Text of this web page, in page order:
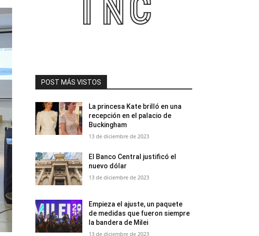
POST MÁS VISTOS
La princesa Kate brilló en una
recepción en el palacio de
Buckingham
13 de diciembre de 2023
El Banco Central justificó el
nuevo dólar
13 de diciembre de 2023
Empieza el ajuste, un paquete
de medidas que fueron siempre
la bandera de Milei
13 de diciembre de 2023